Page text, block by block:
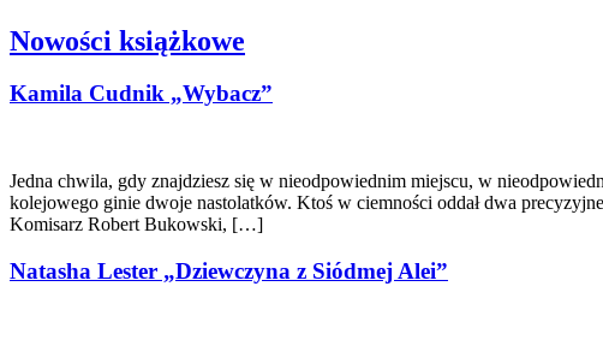
Nowości książkowe
Kamila Cudnik „Wybacz”
Jedna chwila, gdy znajdziesz się w nieodpowiednim miejscu, w
kolejowego ginie dwoje nastolatków. Ktoś w ciemności oddał dwa
Komisarz Robert Bukowski, […]
Natasha Lester „Dziewczyna z Siódmej Alei”